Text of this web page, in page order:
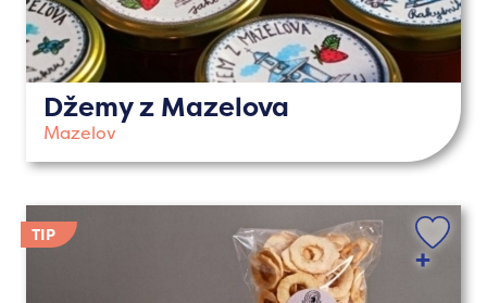
Džemy z Mazelova
Mazelov